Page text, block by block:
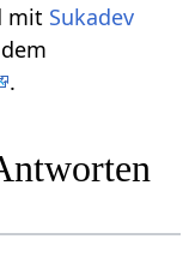
mit Sukadev
.